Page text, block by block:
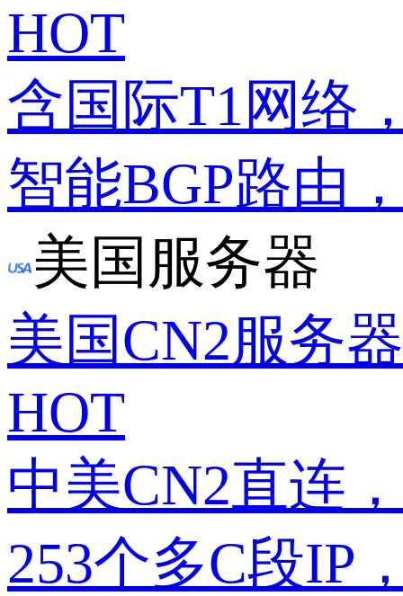
HOT
含国际T1网络
智能BGP路由
美国服务器
美国CN2服务器
HOT
中美CN2直连
253个多C段IP